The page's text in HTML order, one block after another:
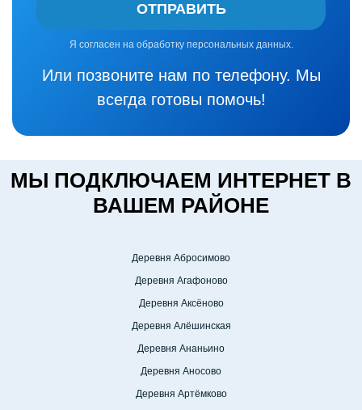
ОТПРАВИТЬ
Я согласен на обработку персональных данных.
Или позвоните нам по телефону. Мы
всегда готовы помочь!
МЫ ПОДКЛЮЧАЕМ ИНТЕРНЕТ В
ВАШЕМ РАЙОНЕ
Деревня Абросимово
Деревня Агафоново
Деревня Аксёново
Деревня Алёшинская
Деревня Ананьино
Деревня Аносово
Деревня Артёмково